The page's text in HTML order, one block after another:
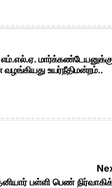
எம்.எல்.ஏ.
வழங்கியது உயர்நீதிமன்றம்..
பள்ளி பெண்